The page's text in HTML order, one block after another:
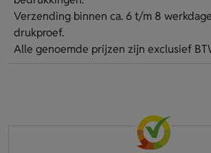
Verzending binnen ca. 6 t/m 8
drukproef.
Alle genoemde prijzen zijn exclusief